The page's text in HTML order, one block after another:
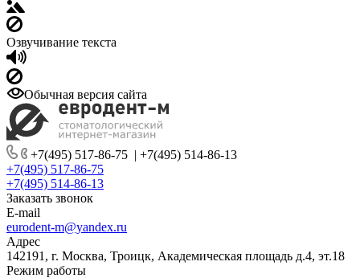
Озвучивание текста
Обычная версия сайта
+7(495) 517-86-75 | +7(495) 514-86-13
+7(495) 517-86-75
+7(495) 514-86-13
Заказать звонок
E-mail
eurodent-m@yandex.ru
Адрес
142191, г. Москва, Троицк, Академическая площадь д.4, эт.18
Режим работы